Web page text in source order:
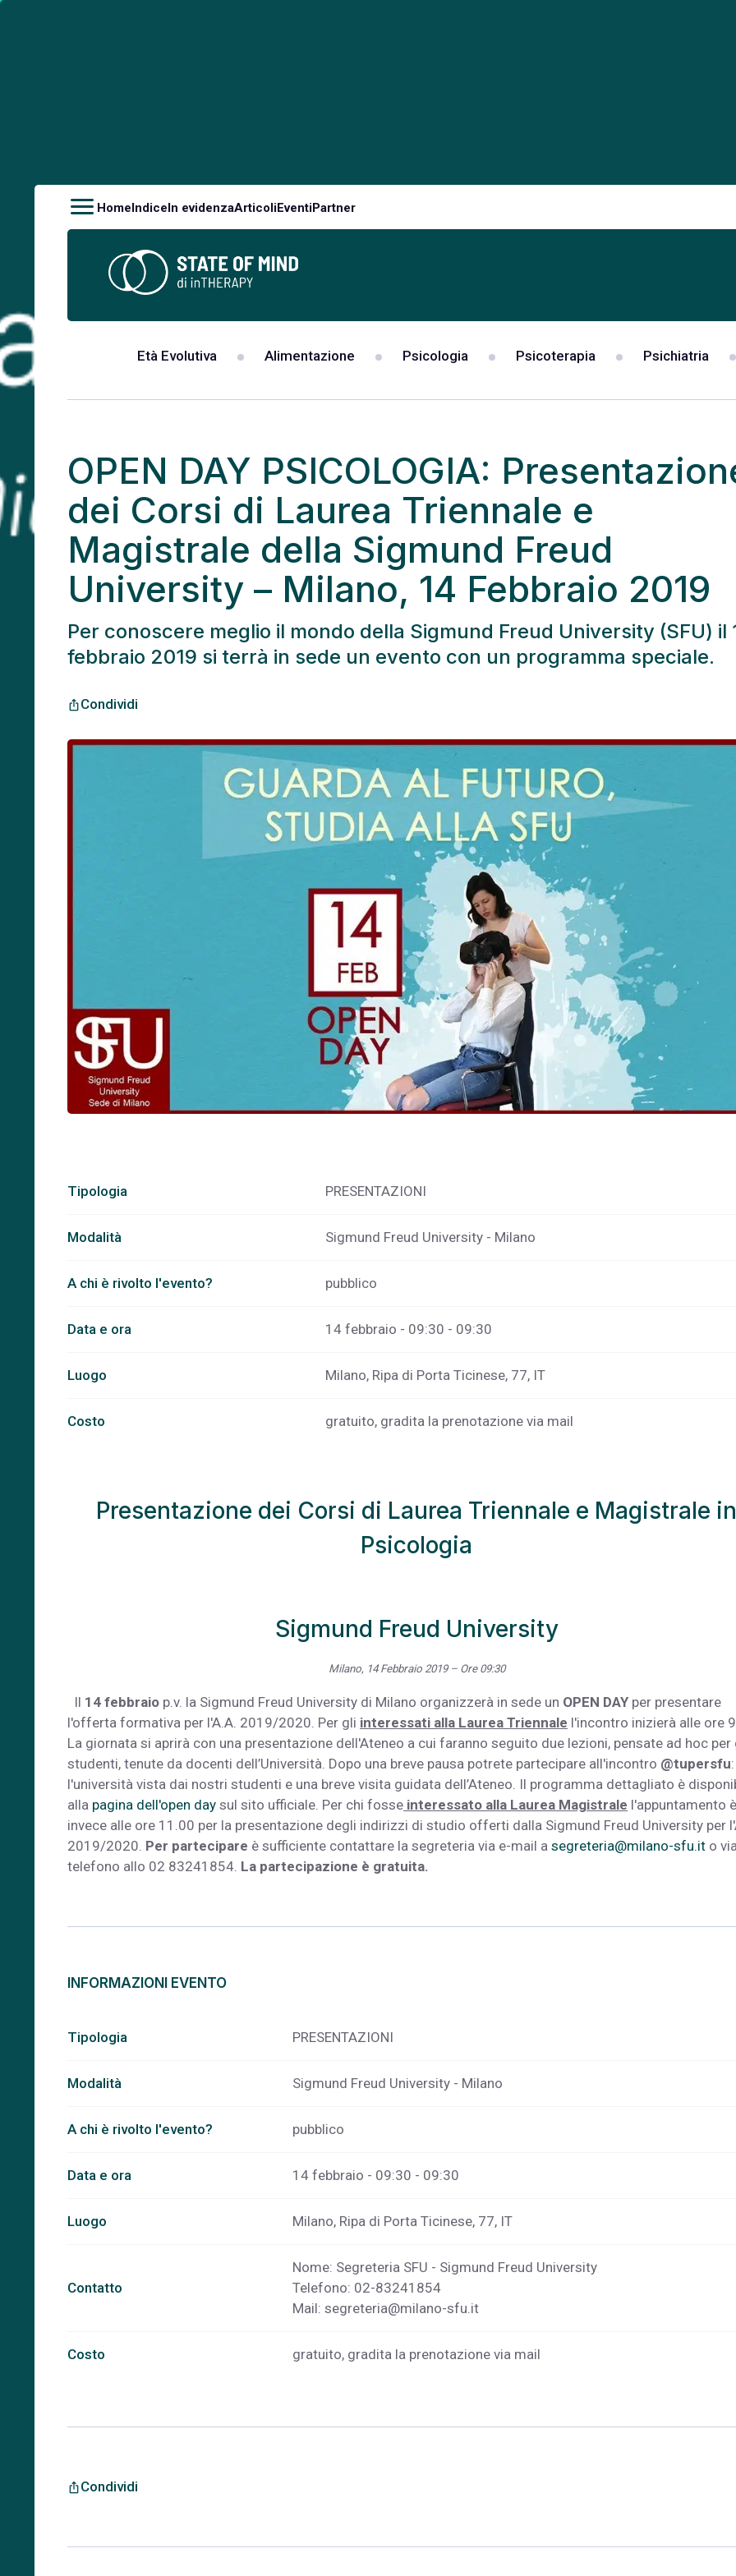
HomeIndiceIn evidenzaArticoliEventiPartner
Età Evolutiva Alimentazione Psicologia Psicoterapia Psichiatria
OPEN DAY PSICOLOGIA:
dei Corsi di Laurea Triennale e
Magistrale della Sigmund Freud
University – Milano, 14 Febbraio 2019
Per conoscere meglio il mondo della Sigmund Freud University (SFU) il
febbraio 2019 si terrà in sede un evento con un programma speciale.
ios_shareCondividi
Tipologia PRESENTAZIONI
Modalità Sigmund Freud University - Milano
A chi è rivolto l'evento? pubblico
Data e ora 14 febbraio - 09:30 - 09:30
Luogo Milano, Ripa di Porta Ticinese, 77, IT
Costo gratuito, gradita la prenotazione via mail
Presentazione dei Corsi di Laurea Triennale e Magistrale in
Psicologia
Sigmund Freud University
Milano, 14 Febbraio 2019 – Ore 09:30
Il 14 febbraio p.v. la Sigmund Freud University di Milano organizzerà in sede un OPEN DAY per presentare
l'offerta formativa per l'A.A. 2019/2020. Per gli interessati alla Laurea Triennale l'incontro inizierà alle ore
La giornata si aprirà con una presentazione dell'Ateneo a cui faranno seguito due lezioni, pensate ad hoc per
studenti, tenute da docenti dell’Università. Dopo una breve pausa potrete partecipare all'incontro @tupersfu:
l'università vista dai nostri studenti e una breve visita guidata dell’Ateneo. Il programma dettagliato è
alla pagina dell'open day sul sito ufficiale. Per chi fosse interessato alla Laurea Magistrale l'appuntamento è
invece alle ore 11.00 per la presentazione degli indirizzi di studio offerti dalla Sigmund Freud University per
2019/2020. Per partecipare è sufficiente contattare la segreteria via e-mail a segreteria@milano-sfu.it o
telefono allo 02 83241854. La partecipazione è gratuita.
INFORMAZIONI EVENTO
Tipologia PRESENTAZIONI
Modalità Sigmund Freud University - Milano
A chi è rivolto l'evento? pubblico
Data e ora 14 febbraio - 09:30 - 09:30
Luogo Milano, Ripa di Porta Ticinese, 77, IT
Contatto
Nome: Segreteria SFU - Sigmund Freud University
Telefono: 02-83241854
Mail: segreteria@milano-sfu.it
Costo gratuito, gradita la prenotazione via mail
ios_shareCondividi